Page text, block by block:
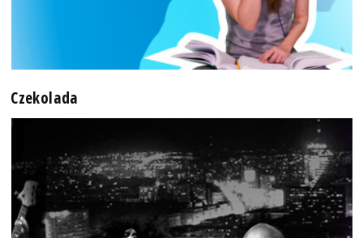
Czekolada